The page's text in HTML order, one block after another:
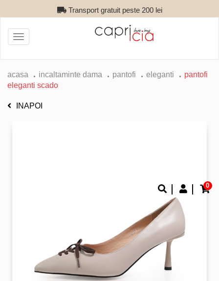
Transport gratuit peste 200 lei
0
Toggle
navigation
acasa incaltaminte dama pantofi eleganti
pantofi
eleganti scado
INAPOI